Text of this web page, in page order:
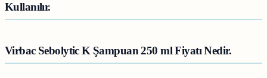
Kullanılır.
Virbac Sebolytic K Şampuan 250 ml Fiyatı Nedir.